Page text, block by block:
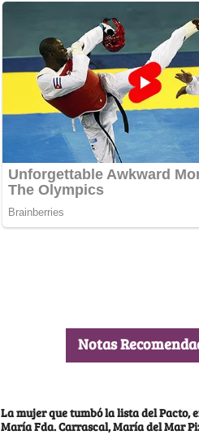
Notas
La mujer que tumbó la lista del Pacto,
María Fda. Carrascal, María del Mar